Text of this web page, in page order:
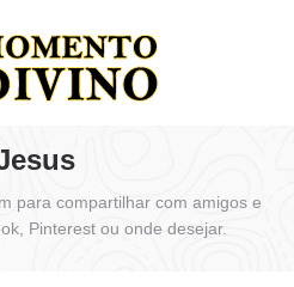
para compartilhar com amigos e
Pinterest ou onde desejar.